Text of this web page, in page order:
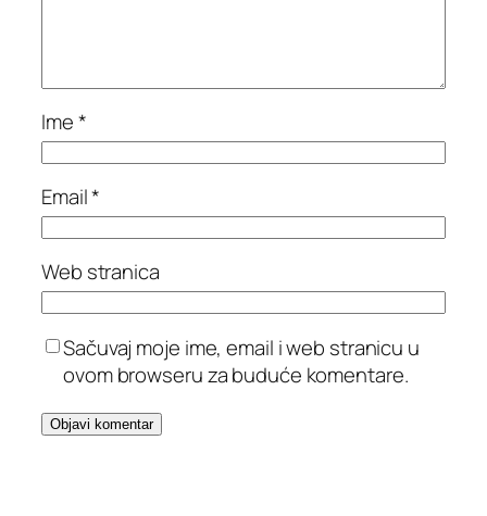
Ime*
Email*
Web stranica
Sačuvaj moje ime, email i web stranicu u
ovom browseru za buduće komentare.